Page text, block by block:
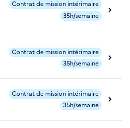
Contrat de mission intérimaire
35h/semaine
Contrat de mission intérimaire
35h/semaine
Contrat de mission intérimaire
35h/semaine